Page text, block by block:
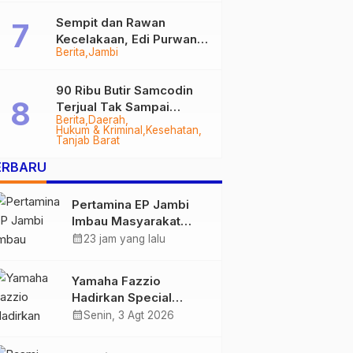
Berita Jambi
Sempit dan Rawan
Kecelakaan, Edi Purwanto
Targetkan Jalan Lintas
2028
Berita Daerah
Hukum & Kriminal
Kesehatan
Tanjab Barat
90 Ribu Butir Samcodin
Terjual Tak Sampai
Setahun, Indra Safari
Desak Audit Menyeluruh
Pertamina EP Jambi
Imbau Masyarakat
Tidak Beraktivitas di
Bersama
calendar_month23 jam yang lalu
Yamaha Fazzio
Hadirkan Special
Edition Sunset Blue,
calendar_monthSenin, 3 Agt 2026